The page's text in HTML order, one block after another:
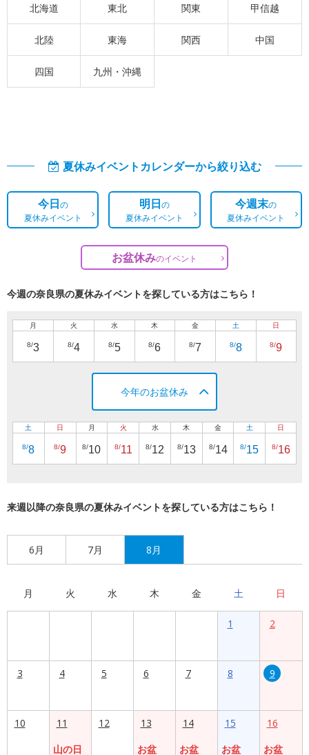
北海道 東北 関東 甲信越
北陸 東海 関西 中国
四国 九州・沖縄
夏休みイベントカレンダーから絞り込む
今日の
夏休みイベント
明日の
夏休みイベント
今週末の
夏休みイベント
お盆休みのイベント
今週の奈良県の夏休みイベントを探している方はこちら！
月
8/3
火
8/4
水
8/5
木
8/6
金
8/7
土
8/8
日
8/9
今年のお盆休み
土
8/8
日
8/9
月
8/10
火
8/11
水
8/12
木
8/13
金
8/14
土
8/15
日
8/16
来週以降の奈良県の夏休みイベントを探している方はこちら！
6月 7月 8月
月 火 水 木 金 土 日
1 2
3 4 5 6 7 8 9
10
11
山の日
12
13
お盆
14
お盆
15
お盆
16
お盆